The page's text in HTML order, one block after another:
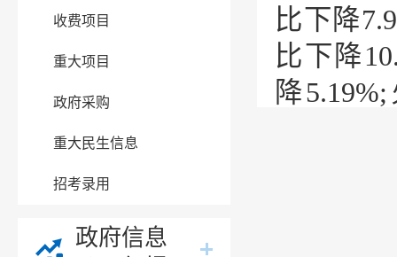
收费项目
重大项目
政府采购
重大民生信息
招考录用
政府信息
比下降
比下降
降